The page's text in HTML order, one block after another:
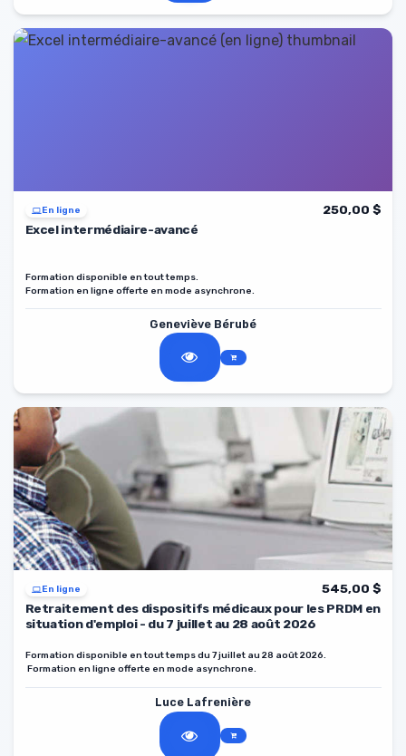
En ligne
250,00 $
Excel intermédiaire-avancé
Formation disponible en tout temps.
Formation en ligne offerte en mode asynchrone.
Geneviève Bérubé
En ligne
545,00 $
Retraitement des dispositifs médicaux pour les PRDM en
situation d'emploi - du 7 juillet au 28 août 2026
Formation disponible en tout temps du 7 juillet au 28 août 2026.
Formation en ligne offerte en mode asynchrone.
Luce Lafrenière